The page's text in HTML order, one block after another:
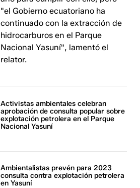
"el Gobierno ecuatoriano ha
continuado con la extracción de
hidrocarburos en el Parque
Nacional Yasuní", lamentó el
relator.
Activistas ambientales celebran
aprobación de consulta popular sobre
explotación petrolera en el Parque
Nacional Yasuní
Ambientalistas prevén para 2023
consulta contra explotación petrolera
en Yasuní